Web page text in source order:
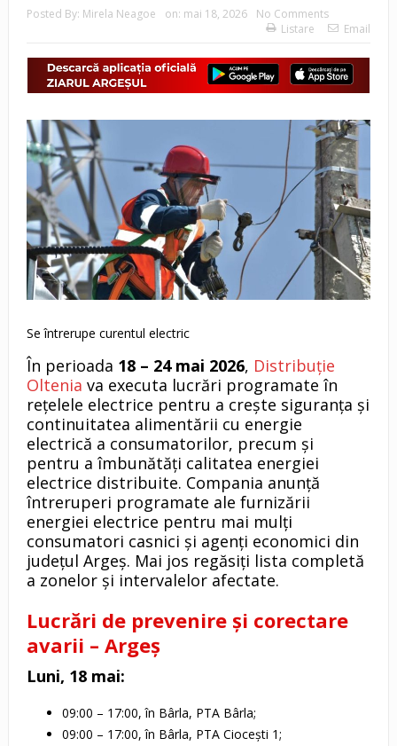
Posted By: Mirela Neagoe on: mai 18, 2026
No Comments
Listare
Email
Se întrerupe curentul electric
În perioada 18 – 24 mai 2026, Distribuție
Oltenia va executa lucrări programate în
rețelele electrice pentru a crește siguranța și
continuitatea alimentării cu energie
electrică a consumatorilor, precum și
pentru a îmbunătăți calitatea energiei
electrice distribuite. Compania anunță
întreruperi programate ale furnizării
energiei electrice pentru mai mulți
consumatori casnici și agenți economici din
județul Argeș. Mai jos regăsiți lista completă
a zonelor și intervalelor afectate.
Lucrări de prevenire și corectare
avarii – Argeș
Luni, 18 mai:
09:00 – 17:00, în Bârla, PTA Bârla;
09:00 – 17:00, în Bârla, PTA Ciocești 1;